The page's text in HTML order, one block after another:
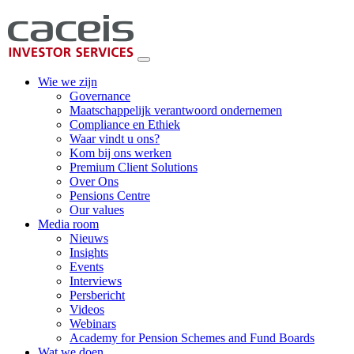
Wie we zijn
Governance
Maatschappelijk verantwoord ondernemen
Compliance en Ethiek
Waar vindt u ons?
Kom bij ons werken
Premium Client Solutions
Over Ons
Pensions Centre
Our values
Media room
Nieuws
Insights
Events
Interviews
Persbericht
Videos
Webinars
Academy for Pension Schemes and Fund Boards